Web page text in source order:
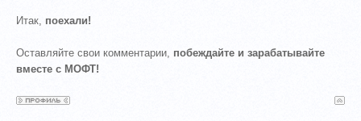
Итак, поехали!
Оставляйте свои комментарии, побеждайте и зарабатывайте
вместе с МОФТ!